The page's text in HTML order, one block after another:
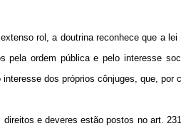
rol, a doutrina reconhece que a
pela ordem pública e pelo interesse
dos próprios cônjuges, que, por
direitos e deveres estão postos no art.